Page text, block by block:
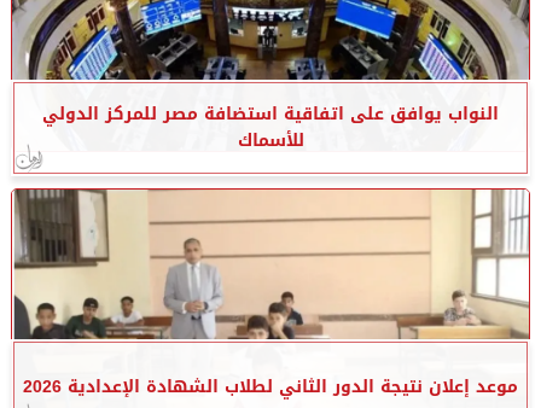
النواب يوافق على اتفاقية استضافة مصر للمركز الدولي
للأسماك
موعد إعلان نتيجة الدور الثاني لطلاب الشهادة الإعدادية 2026